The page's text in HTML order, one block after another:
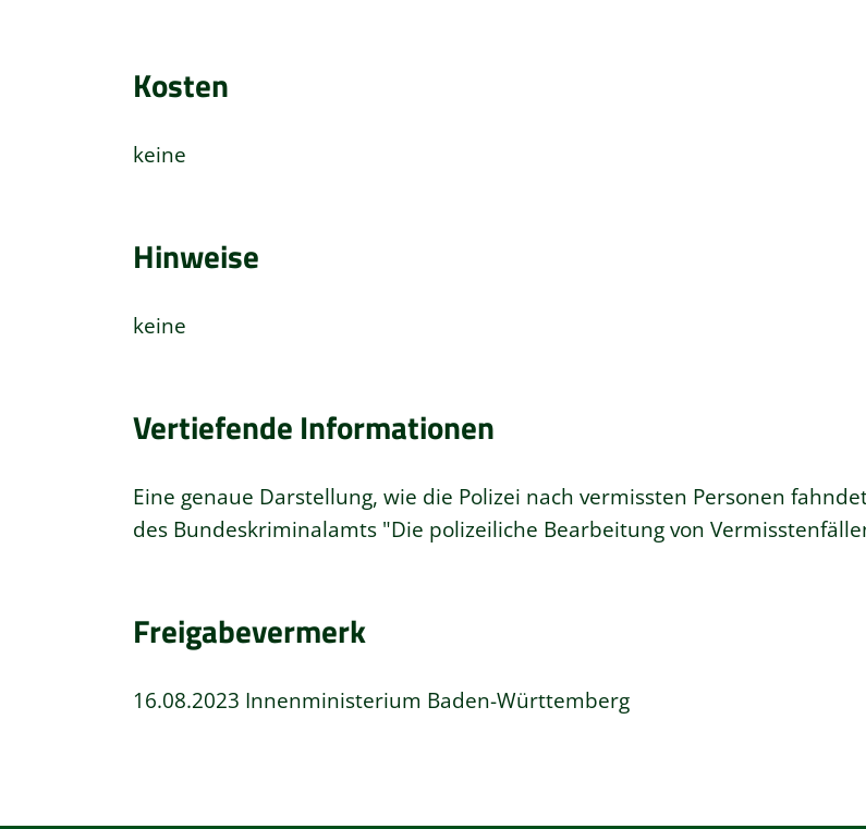
Kosten
keine
Hinweise
keine
Vertiefende Informationen
Eine genaue Darstellung, wie die Polizei nach vermissten Personen
des Bundeskriminalamts "Die polizeiliche Bearbeitung von
Freigabevermerk
16.08.2023 Innenministerium Baden-Württemberg